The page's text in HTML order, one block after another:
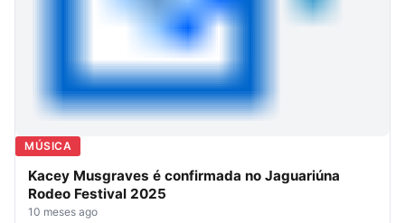
MÚSICA
Kacey Musgraves é confirmada no Jaguariúna
Rodeo Festival 2025
10 meses ago